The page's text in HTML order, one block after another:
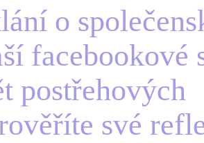
o
facebookové
postřehových
své